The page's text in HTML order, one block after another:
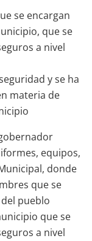
se encargan
que se
a nivel
y se ha
materia de
equipos,
donde
que se
pueblo
que se
a nivel